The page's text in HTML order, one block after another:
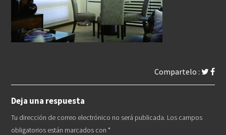
Compartelo :
Deja una respuesta
Tu dirección de correo electrónico no será publicada. Los campos
obligatorios están marcados con*